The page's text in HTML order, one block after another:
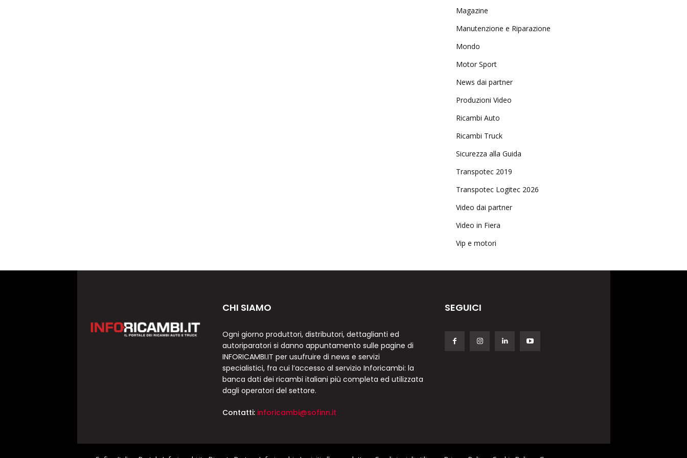
Magazine
Manutenzione e Riparazione
Mondo
Motor Sport
News dai partner
Produzioni Video
Ricambi Auto
Ricambi Truck
Sicurezza alla Guida
Transpotec 2019
Transpotec Logitec 2026
Video dai partner
Video in Fiera
Vip e motori
CHI SIAMO
Ogni giorno produttori, distributori, dettaglianti ed
autoriparatori si danno appuntamento sulle pagine di
INFORICAMBI.IT per usufruire di news e servizi
specialistici, fra cui l’accesso al servizio Inforicambi: la
banca dati dei ricambi italiani più completa ed utilizzata
dagli operatori del settore.
Contatti: inforicambi@sofinn.it
SEGUICI